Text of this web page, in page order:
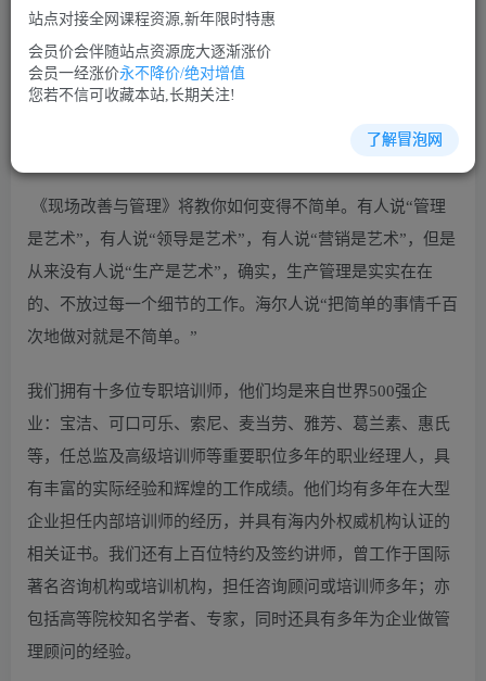
立即购买
您当前未登录！建议登陆后购买，可保存购买订单
《现场改善与管理》将教你如何变得不简单。有人说“管理
是艺术”，有人说“领导是艺术”，有人说“营销是艺术”，但是
从来没有人说“生产是艺术”，确实，生产管理是实实在在
的、不放过每一个细节的工作。海尔人说“把简单的事情千百
次地做对就是不简单。”
我们拥有十多位专职培训师，他们均是来自世界500强企
业：宝洁、可口可乐、索尼、麦当劳、雅芳、葛兰素、惠氏
等，任总监及高级培训师等重要职位多年的职业经理人，具
有丰富的实际经验和辉煌的工作成绩。他们均有多年在大型
企业担任内部培训师的经历，并具有海内外权威机构认证的
相关证书。我们还有上百位特约及签约讲师，曾工作于国际
著名咨询机构或培训机构，担任咨询顾问或培训师多年；亦
包括高等院校知名学者、专家，同时还具有多年为企业做管
理顾问的经验。
站点对接全网课程资源,新年限时特惠
会员价会伴随站点资源庞大逐渐涨价
会员一经涨价永不降价/绝对增值
您若不信可收藏本站,长期关注!
了解冒泡网